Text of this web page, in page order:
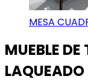
MESA
MUEBLE
LAQUEADO